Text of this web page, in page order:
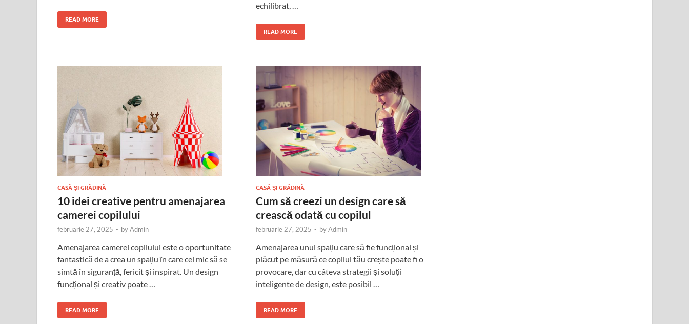
READ MORE
echilibrat, …
READ MORE
CASĂ ȘI GRĂDINĂ
10 idei creative pentru amenajarea
camerei copilului
februarie 27, 2025 - byAdmin
Amenajarea camerei copilului este o oportunitate
fantastică de a crea un spațiu în care cel mic să se
simtă în siguranță, fericit și inspirat. Un design
funcțional și creativ poate …
READ MORE
CASĂ ȘI GRĂDINĂ
Cum să creezi un design care să
crească odată cu copilul
februarie 27, 2025 - byAdmin
Amenajarea unui spațiu care să fie funcțional și
plăcut pe măsură ce copilul tău crește poate fi o
provocare, dar cu câteva strategii și soluții
inteligente de design, este posibil …
READ MORE